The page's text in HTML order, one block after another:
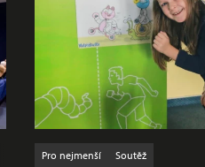
Pro nejmenší Soutěž